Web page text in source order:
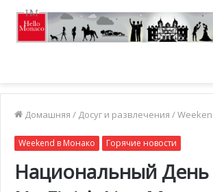
Домашняя / Досуг и развлечения /
Weekend в Монако Горячие новости
Национальный День